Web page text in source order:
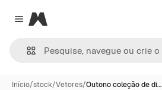
Close menu
Magnific
Início/stock/Vetores/Outono coleção de di…